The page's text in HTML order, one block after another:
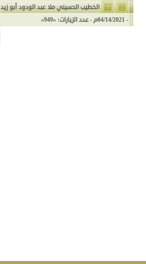
الخطيب الحسيني ملا عبد الودود أبو زيد
-04/14/2021م - عدد الزيارات: «949»